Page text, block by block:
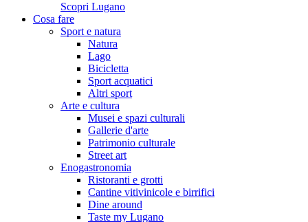
Scopri Lugano
Cosa fare
Sport e natura
Natura
Lago
Bicicletta
Sport acquatici
Altri sport
Arte e cultura
Musei e spazi culturali
Gallerie d'arte
Patrimonio culturale
Street art
Enogastronomia
Ristoranti e grotti
Cantine vitivinicole e birrifici
Dine around
Taste my Lugano